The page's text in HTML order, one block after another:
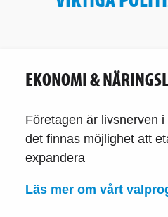
EKONOMI &
Företagen är livsnerven
det finnas möjlighet att
expandera
Läs mer om vårt